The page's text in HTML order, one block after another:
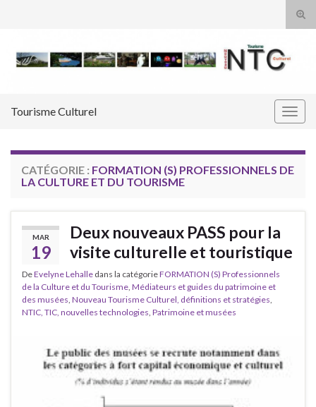
Tourisme Culturel
CATÉGORIE : FORMATION (S) PROFESSIONNELS DE
LA CULTURE ET DU TOURISME
MAR
19
Deux nouveaux PASS pour la
visite culturelle et touristique
DeEvelyne Lehalle dans la catégorieFORMATION (S) Professionnels
de la Culture et du Tourisme, Médiateurs et guides du patrimoine et
des musées, Nouveau Tourisme Culturel, définitions et stratégies,
NTIC, TIC, nouvelles technologies, Patrimoine et musées